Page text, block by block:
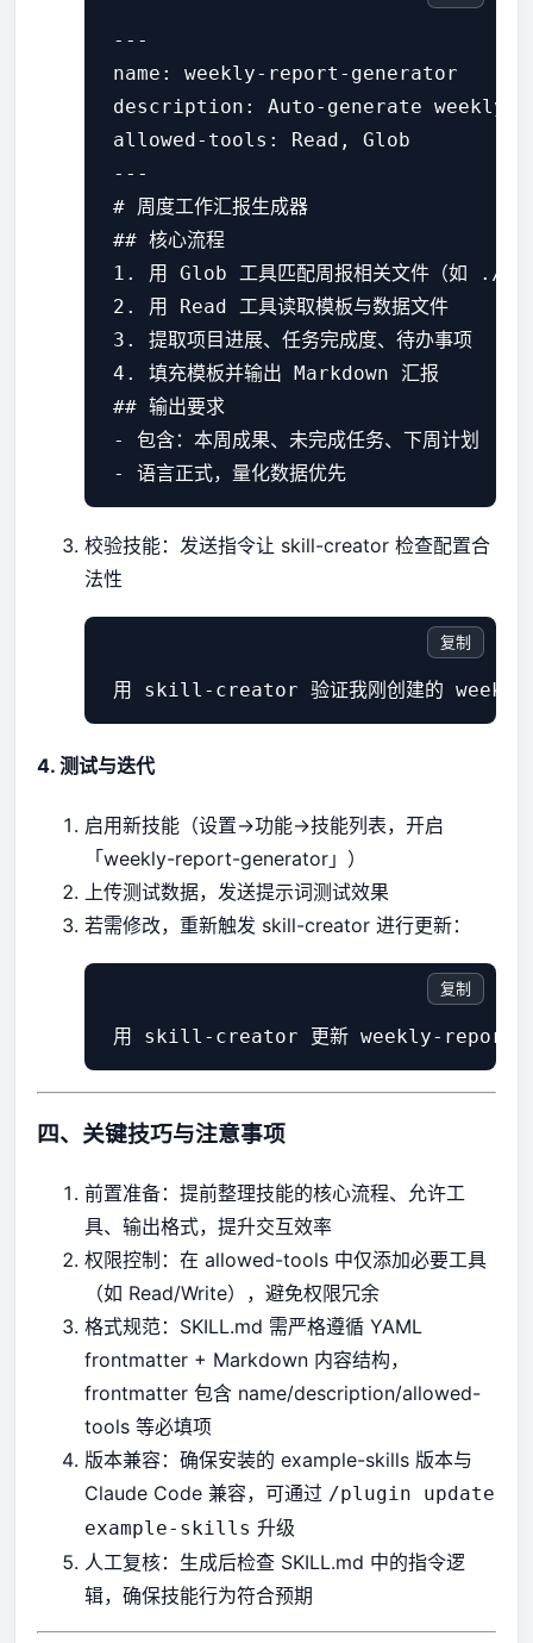
---
name: weekly-report-generator
description: Auto-generate weekly
allowed-tools: Read, Glob
---
# 周度工作汇报生成器
## 核心流程
1. 用 Glob 工具匹配周报相关文件（如 ./
2. 用 Read 工具读取模板与数据文件
3. 提取项目进展、任务完成度、待办事项
4. 填充模板并输出 Markdown 汇报
## 输出要求
- 包含：本周成果、未完成任务、下周计划
校验技能：发送指令让 skill-creator 检查配置合
法性
复制
4. 测试与迭代
启用新技能（设置→功能→技能列表，开启
「weekly-report-generator」）
上传测试数据，发送提示词测试效果
若需修改，重新触发 skill-creator 进行更新：
复制
四、关键技巧与注意事项
前置准备：提前整理技能的核心流程、允许工
具、输出格式，提升交互效率
权限控制：在 allowed-tools 中仅添加必要工具
（如 Read/Write），避免权限冗余
格式规范：SKILL.md 需严格遵循 YAML
frontmatter + Markdown 内容结构，
frontmatter 包含 name/description/allowed-
tools 等必填项
版本兼容：确保安装的 example-skills 版本与
Claude Code 兼容，可通过 /plugin update
example-skills 升级
人工复核：生成后检查 SKILL.md 中的指令逻
辑，确保技能行为符合预期